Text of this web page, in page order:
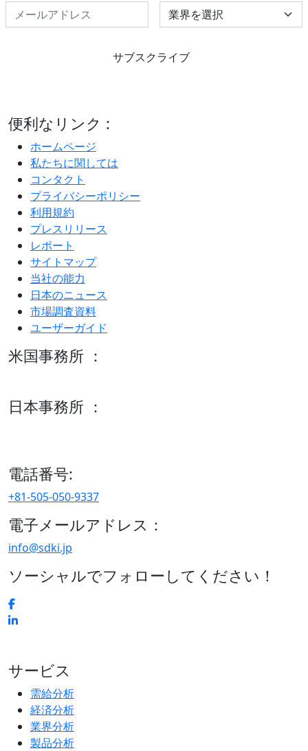
Select Industry
サブスクライブ
便利なリンク :
ホームページ
私たちに関しては
コンタクト
プライバシーポリシー
利用規約
プレスリリース
レポート
サイトマップ
当社の能力
日本のニュース
市場調査資料
ユーザーガイド
米国事務所 ：
日本事務所 ：
電話番号:
+81-505-050-9337
電子メールアドレス：
info@sdki.jp
ソーシャルでフォローしてください！
サービス
需給分析
経済分析
業界分析
製品分析